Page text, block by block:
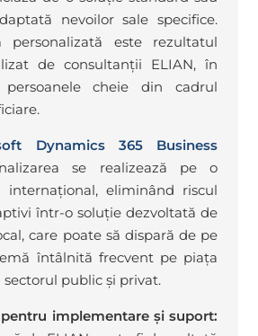
nevoilor sale specifice.
personalizată este rezultatul
de consultanții ELIAN, în
persoanele cheie din cadrul
Dynamics 365 Business
se realizează pe o
internațional, eliminând riscul
într-o soluție dezvoltată de
care poate să dispară de pe
întâlnită frecvent pe piața
public și privat.
implementare și suport: